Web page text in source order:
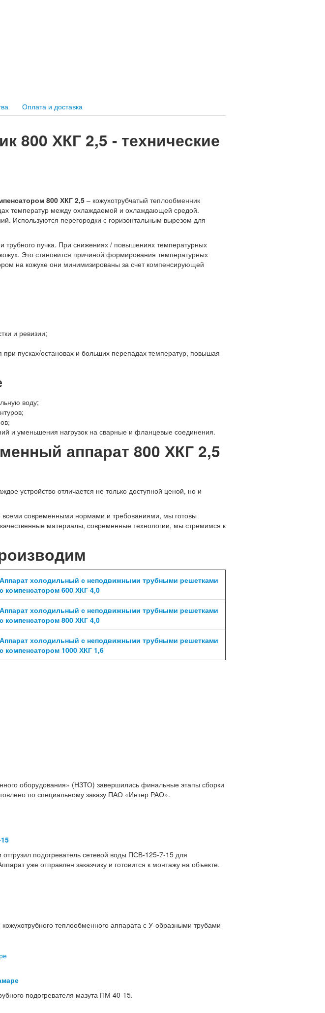
Оплата и доставка
800 ХКГ 2,5 - технические
800 ХКГ 2,5 – кожухотрубчатый теплообменник
температур между охлаждаемой и охлаждающей средой.
Используются перегородки с горизонтальным вырезом для
трубного пучка. При снижениях / повышениях температурных
Это становится причиной формирования температурных
на кожухе они минимизированы за счет компенсирующей
и ревизии;
пусках/остановах и больших перепадах температур, повышая
воду;
и уменьшения нагрузок на сварные и фланцевые соединения.
аппарат 800 ХКГ 2,5
устройство отличается не только доступной ценой, но и
всеми современными нормами и требованиями, мы готовы
качественные материалы, современные технологии, мы стремимся к
Аппарат холодильный с неподвижными трубными решетками
с компенсатором 600 ХКГ 4,0
Аппарат холодильный с неподвижными трубными решетками
с компенсатором 800 ХКГ 4,0
Аппарат холодильный с неподвижными трубными решетками
с компенсатором 1000 ХКГ 1,6
оборудования» (НЗТО) завершились финальные этапы сборки
по специальному заказу ПАО «Интер РАО».
подогреватель сетевой воды ПСВ-125-7-15 для
уже отправлен заказчику и готовится к монтажу на объекте.
теплообменного аппарата с У-образными трубами
подогревателя мазута ПМ 40-15.